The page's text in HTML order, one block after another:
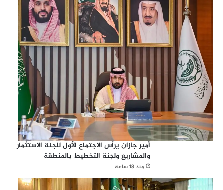
أمير جازان يرأس الاجتماع الأول للجنة الاستثمار
والمشاريع ولجنة التخطيط بالمنطقة
منذ 18 ساعة